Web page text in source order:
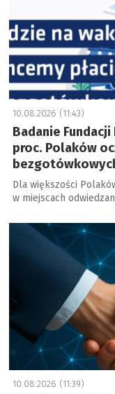
10.08.2026 (11:43)
Badanie
proc. Polaków
Dla większości
w miejscach
a
10.08.2026 (11:39)